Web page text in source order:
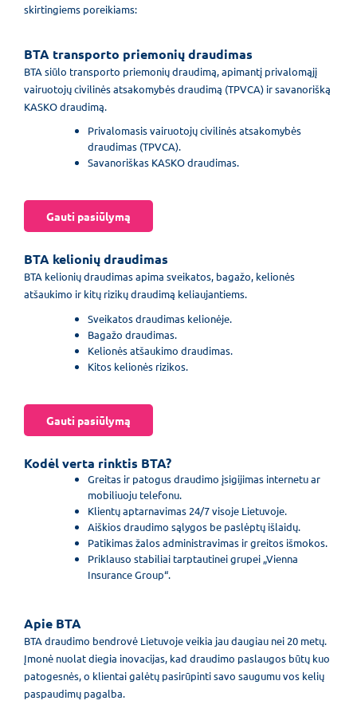
skirtingiems poreikiams:
BTA transporto priemonių draudimas
BTA siūlo transporto priemonių draudimą, apimantį privalomąjį
vairuotojų civilinės atsakomybės draudimą (TPVCA) ir savanorišką
KASKO draudimą.
Privalomasis vairuotojų civilinės atsakomybės
draudimas (TPVCA).
Savanoriškas KASKO draudimas.
Gauti pasiūlymą
BTA kelionių draudimas
BTA kelionių draudimas apima sveikatos, bagažo, kelionės
atšaukimo ir kitų rizikų draudimą keliaujantiems.
Sveikatos draudimas kelionėje.
Bagažo draudimas.
Kelionės atšaukimo draudimas.
Kitos kelionės rizikos.
Gauti pasiūlymą
Kodėl verta rinktis BTA?
Greitas ir patogus draudimo įsigijimas internetu ar
mobiliuoju telefonu.
Klientų aptarnavimas 24/7 visoje Lietuvoje.
Aiškios draudimo sąlygos be paslėptų išlaidų.
Patikimas žalos administravimas ir greitos išmokos.
Priklauso stabiliai tarptautinei grupei „Vienna
Insurance Group“.
Apie BTA
BTA draudimo bendrovė Lietuvoje veikia jau daugiau nei 20 metų.
Įmonė nuolat diegia inovacijas, kad draudimo paslaugos būtų kuo
patogesnės, o klientai galėtų pasirūpinti savo saugumu vos kelių
paspaudimų pagalba.